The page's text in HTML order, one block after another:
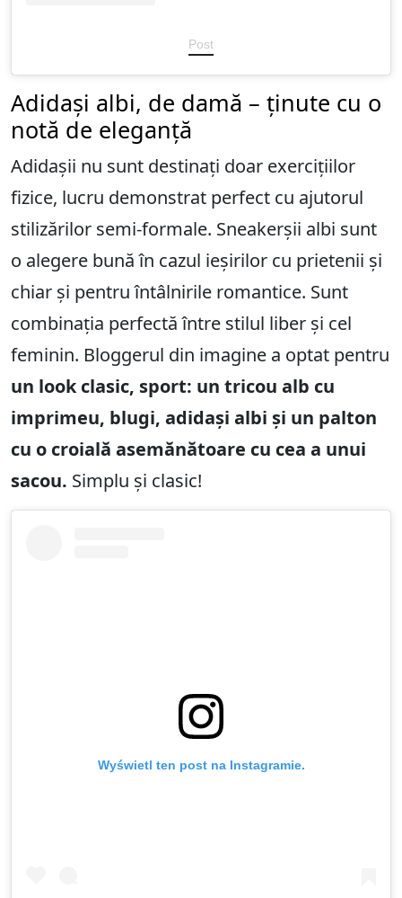
Post
Adidași albi, de damă – ținute cu o
notă de eleganță
Adidașii nu sunt destinați doar exercițiilor
fizice, lucru demonstrat perfect cu ajutorul
stilizărilor semi-formale. Sneakerșii albi sunt
o alegere bună în cazul ieșirilor cu prietenii și
chiar și pentru întâlnirile romantice. Sunt
combinația perfectă între stilul liber și cel
feminin. Bloggerul din imagine a optat pentru
un look clasic, sport: un tricou alb cu
imprimeu, blugi, adidași albi și un palton
cu o croială asemănătoare cu cea a unui
sacou. Simplu și clasic!
Wyświetl ten post na Instagramie.